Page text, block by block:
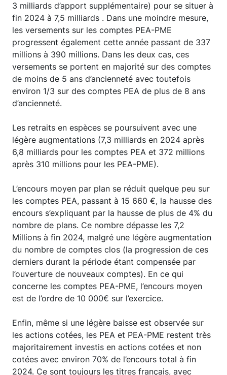
3 milliards d’apport supplémentaire) pour se situer à
fin 2024 à 7,5 milliards . Dans une moindre mesure,
les versements sur les comptes PEA-PME
progressent également cette année passant de 337
millions à 390 millions. Dans les deux cas, ces
versements se portent en majorité sur des comptes
de moins de 5 ans d’ancienneté avec toutefois
environ 1/3 sur des comptes PEA de plus de 8 ans
d’ancienneté.
Les retraits en espèces se poursuivent avec une
légère augmentations (7,3 milliards en 2024 après
6,8 milliards pour les comptes PEA et 372 millions
après 310 millions pour les PEA-PME).
L’encours moyen par plan se réduit quelque peu sur
les comptes PEA, passant à 15 660 €, la hausse des
encours s’expliquant par la hausse de plus de 4% du
nombre de plans. Ce nombre dépasse les 7,2
Millions à fin 2024, malgré une légère augmentation
du nombre de comptes clos (la progression de ces
derniers durant la période étant compensée par
l’ouverture de nouveaux comptes). En ce qui
concerne les comptes PEA-PME, l’encours moyen
est de l’ordre de 10 000€ sur l’exercice.
Enfin, même si une légère baisse est observée sur
les actions cotées, les PEA et PEA-PME restent très
majoritairement investis en actions cotées et non
cotées avec environ 70% de l’encours total à fin
2024. Ce sont toujours les titres français, avec